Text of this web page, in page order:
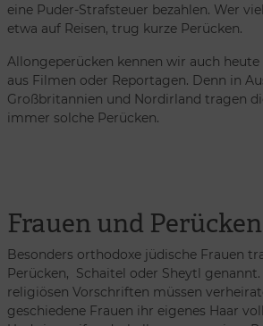
eine Puder-Strafsteuer bezahlen. Wer
etwa auf Reisen, trug kurze Perücken.
Allongeperücken kennen wir auch heute
aus Filmen oder Reportagen. Denn in
Großbritannien und Nordirland tragen
immer solche Perücken.
Frauen und Perücken
Besonders orthodoxe jüdische Frauen
Perücken, Schaitel oder Sheytl
religiösen Vorschriften müssen
geschiedene Frauen ihr eigenes Haar